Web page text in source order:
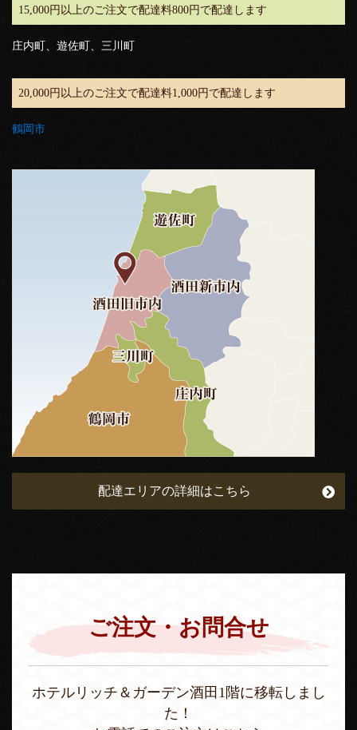
15,000円以上のご注文で配達料800円で配達します
庄内町、遊佐町、三川町
20,000円以上のご注文で配達料1,000円で配達します
鶴岡市
配達エリアの詳細はこちら
ご注文・お問合せ
ホテルリッチ＆ガーデン酒田1階に移転しまし
た！